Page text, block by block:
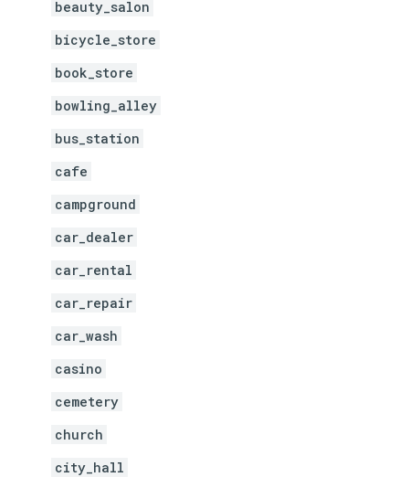
beauty_salon
bicycle_store
book_store
bowling_alley
bus_station
cafe
campground
car_dealer
car_rental
car_repair
car_wash
casino
cemetery
church
city_hall